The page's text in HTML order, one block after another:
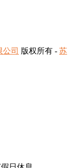
司 版权所有 - 苏